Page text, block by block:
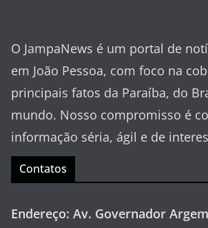
O JampaNews é um portal de
em João Pessoa, com foco na
principais fatos da Paraíba, do
mundo. Nosso compromisso é
informação séria, ágil e de
Contatos
Endereço: Av. Governador